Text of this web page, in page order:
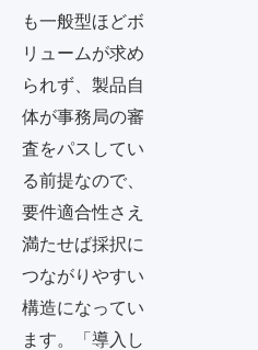
も一般型ほどボ
リュームが求め
られず、製品自
体が事務局の審
査をパスしてい
る前提なので、
要件適合性さえ
満たせば採択に
つながりやすい
構造になってい
ます。「導入し